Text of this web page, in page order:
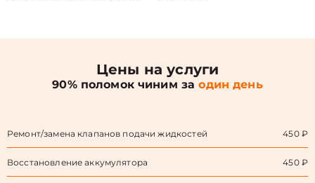
Цены на услуги
90% поломок чиним заодин день
Ремонт/замена клапанов подачи жидкостей 450 ₽
Восстановление аккумулятора 450 ₽